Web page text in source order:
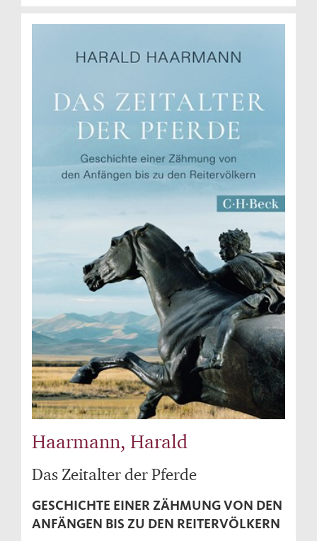
Haarmann, Harald
Das Zeitalter der Pferde
GESCHICHTE EINER ZÄHMUNG VON DEN
ANFÄNGEN BIS ZU DEN REITERVÖLKERN